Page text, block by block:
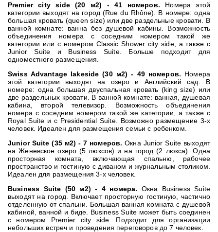
Premier city side (20 м2) - 41 номеров. Номера этой
категории выходят на город (Rue du Rhône). В номере: одна
большая кровать (queen size) или две раздельные кровати. В
ванной комнате: ванна без душевой кабины. Возможность
объединения номера с соседним номером такой же
категории или с номером Classic Shower city side, а также с
Junior Suite и Business Suite. Больше подходит для
одноместного размещения.
Swiss Advantage lakeside (30 м2) - 49 номеров. Номера
этой категории выходят на озеро и Английский сад. В
номере: одна большая двуспальная кровать (king size) или
две раздельных кровати. В ванной комнате: ванная, душевая
кабина, второй телевизор. Возможность объединения
номера с соседним номером такой же категории, а также с
Royal Suite и с Presidential Suite. Возможно размещение 3-х
человек. Идеален для размещения семьи с ребенком.
Junior Suite (35 м2) - 7 номеров.Окна Junior Suite выходят
на Женевское озеро (5 люксов) и на город (2 люкса). Одна
просторная комната, включающая спальню, рабочее
пространство и гостиную с диваном и журнальным столиком.
Идеален для размещения 3-х человек.
Business Suite (50 м2) - 4 номера. Окна Business Suite
выходят на город. Включает просторную гостиную, частично
отделенную от спальни. Большая ванная комната с душевой
кабиной, ванной и биде. Business Suite может быть соединен
с номером Premier city side. Подходит для организации
небольших встреч и проведения переговоров до 7 человек.